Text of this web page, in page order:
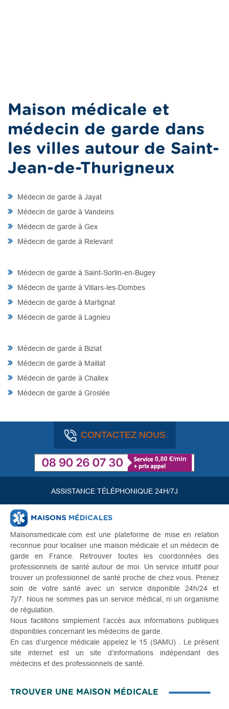
Maison médicale et
médecin de garde dans
les villes autour de Saint-
Jean-de-Thurigneux
Médecin de garde à Jayat
Médecin de garde à Vandeins
Médecin de garde à Gex
Médecin de garde à Relevant
Médecin de garde à Saint-Sorlin-en-Bugey
Médecin de garde à Villars-les-Dombes
Médecin de garde à Martignat
Médecin de garde à Lagnieu
Médecin de garde à Biziat
Médecin de garde à Maillat
Médecin de garde à Challex
Médecin de garde à Groslée
CONTACTEZ NOUS
ASSISTANCE TÉLÉPHONIQUE 24H/7J
Maisonsmedicale.com est une plateforme de mise en relation
reconnue pour localiser une maison médicale et un médecin de
garde en France. Retrouver toutes les coordonnées des
professionnels de santé autour de moi. Un service intuitif pour
trouver un professionnel de santé proche de chez vous. Prenez
soin de votre santé avec un service disponible 24h/24 et
7j/7. Nous ne sommes pas un service médical, ni un organisme
de régulation.
Nous facilitons simplement l’accès aux informations publiques
disponibles concernant les médecins de garde.
En cas d’urgence médicale appelez le 15 (SAMU) . Le présent
site internet est un site d’informations indépendant des
médecins et des professionnels de santé.
TROUVER UNE MAISON MÉDICALE